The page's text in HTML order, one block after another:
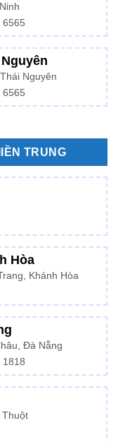
6565
Nguyên
6565
TRUNG
Hòa
Khánh Hòa
Đà Nẵng
1818
Thuột